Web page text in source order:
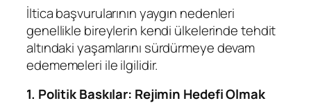
İltica başvurularının yaygın nedenleri
genellikle bireylerin kendi ülkelerinde tehdit
altındaki yaşamlarını sürdürmeye devam
edememeleri ile ilgilidir.
1. Politik Baskılar: Rejimin Hedefi Olmak